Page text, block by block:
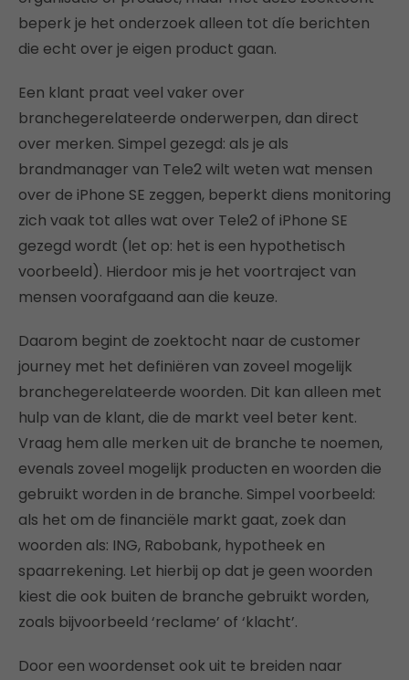
beperk je het onderzoek alleen tot díe berichten
die echt over je eigen product gaan.
Een klant praat veel vaker over
branchegerelateerde onderwerpen, dan direct
over merken. Simpel gezegd: als je als
brandmanager van Tele2 wilt weten wat mensen
over de iPhone SE zeggen, beperkt diens monitoring
zich vaak tot alles wat over Tele2 of iPhone SE
gezegd wordt (let op: het is een hypothetisch
voorbeeld). Hierdoor mis je het voortraject van
mensen voorafgaand aan die keuze.
Daarom begint de zoektocht naar de customer
journey met het definiëren van zoveel mogelijk
branchegerelateerde woorden. Dit kan alleen met
hulp van de klant, die de markt veel beter kent.
Vraag hem alle merken uit de branche te noemen,
evenals zoveel mogelijk producten en woorden die
gebruikt worden in de branche. Simpel voorbeeld:
als het om de financiële markt gaat, zoek dan
woorden als: ING, Rabobank, hypotheek en
spaarrekening. Let hierbij op dat je geen woorden
kiest die ook buiten de branche gebruikt worden,
zoals bijvoorbeeld ‘reclame’ of ‘klacht’.
Door een woordenset ook uit te breiden naar